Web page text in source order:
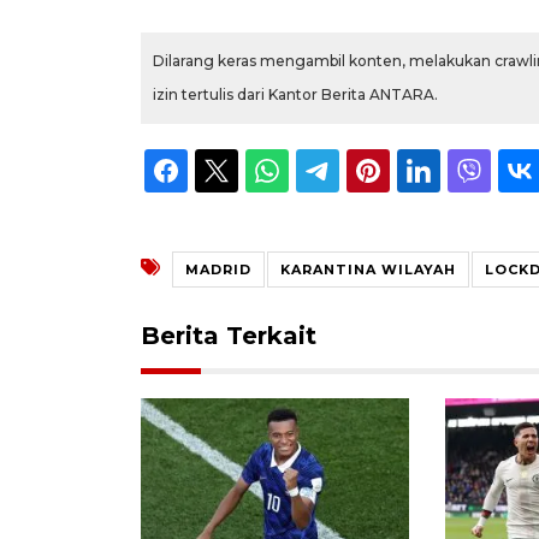
Dilarang keras mengambil konten, melakukan
izin tertulis dari Kantor Berita ANTARA.
MADRID KARANTINA WILAYAH
Berita Terkait